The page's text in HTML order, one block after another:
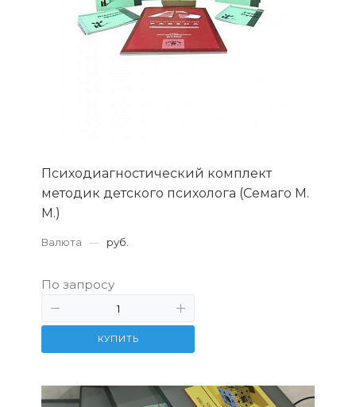
Психодиагностический комплект
методик детского психолога (Семаго М.
М.)
Валюта — руб.
По запросу
КУПИТЬ